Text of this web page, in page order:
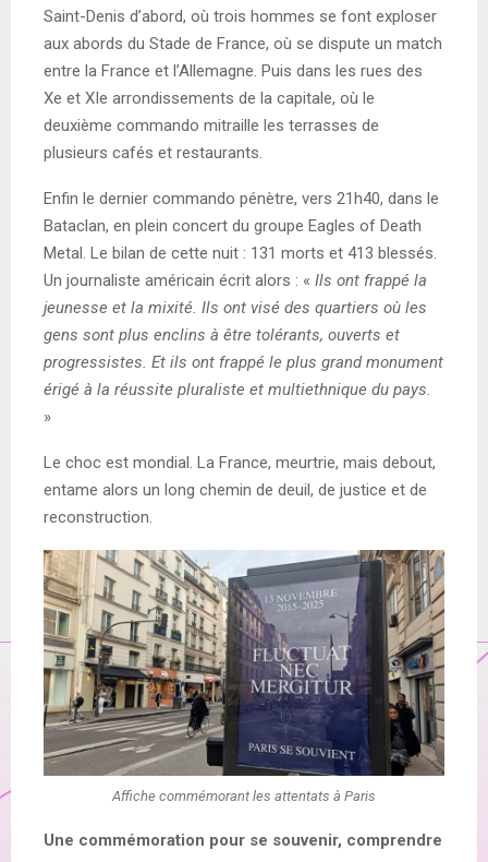
Saint-Denis d’abord, où trois hommes se font exploser
aux abords du Stade de France, où se dispute un match
entre la France et l’Allemagne. Puis dans les rues des
Xe et XIe arrondissements de la capitale, où le
deuxième commando mitraille les terrasses de
plusieurs cafés et restaurants.
Enfin le dernier commando pénètre, vers 21h40, dans le
Bataclan, en plein concert du groupe Eagles of Death
Metal. Le bilan de cette nuit : 131 morts et 413 blessés.
Un journaliste américain écrit alors : « Ils ont frappé la
jeunesse et la mixité. Ils ont visé des quartiers où les
gens sont plus enclins à être tolérants, ouverts et
progressistes. Et ils ont frappé le plus grand monument
érigé à la réussite pluraliste et multiethnique du pays.
»
Le choc est mondial. La France, meurtrie, mais debout,
entame alors un long chemin de deuil, de justice et de
reconstruction.
Affiche commémorant les attentats à Paris
Une commémoration pour se souvenir, comprendre